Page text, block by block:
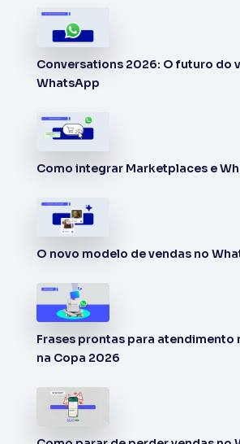
Conversations 2026: O futuro do
WhatsApp
Como integrar Marketplaces e
O novo modelo de vendas no
Frases prontas para atendimento
na Copa 2026